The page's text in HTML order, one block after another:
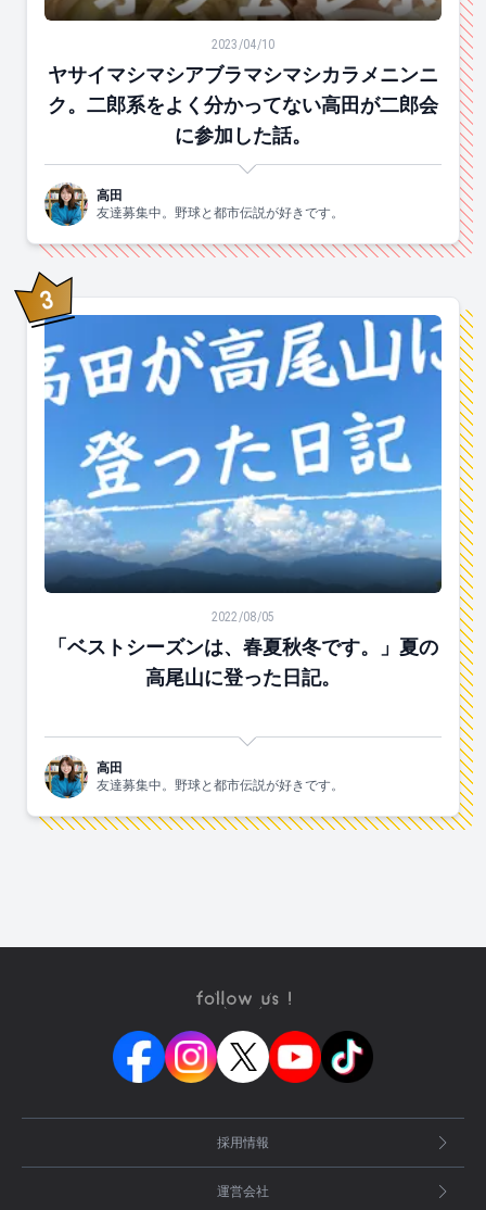
ヤサイマシマシアブラマシマシカラメニンニク。二郎
2023/04/10
ヤサイマシマシアブラマシマシカラメニンニ
ク。二郎系をよく分かってない高田が二郎会
に参加した話。
高田
友達募集中。野球と都市伝説が好きです。
3位
「ベストシーズンは、春夏秋冬です。」夏の高尾山に登
2022/08/05
「ベストシーズンは、春夏秋冬です。」夏の
高尾山に登った日記。
高田
友達募集中。野球と都市伝説が好きです。
採用情報
運営会社